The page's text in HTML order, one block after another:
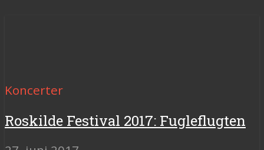
Koncerter
Roskilde Festival 2017: Fugleflugten